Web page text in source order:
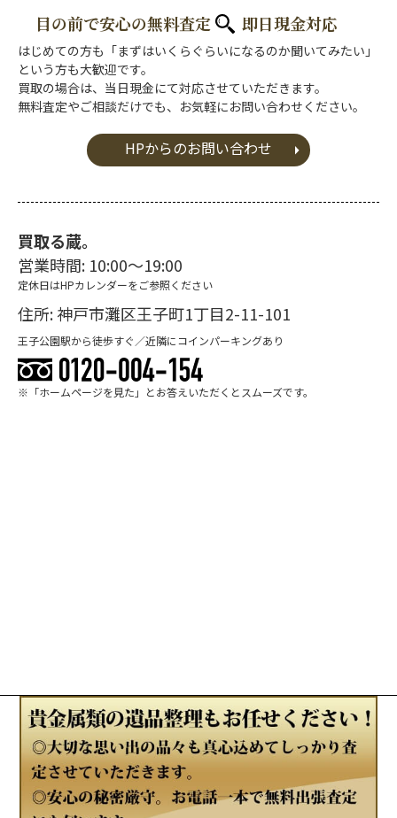
目の前で安心の無料査定 即日現金対応
はじめての方も「まずはいくらぐらいになるのか聞いてみたい」
という方も大歓迎です。
買取の場合は、当日現金にて対応させていただきます。
無料査定やご相談だけでも、お気軽にお問い合わせください。
HPからのお問い合わせ
買取る蔵。
営業時間: 10:00～19:00
定休日はHPカレンダーをご参照ください
住所: 神戸市灘区王子町1丁目2-11-101
王子公園駅から徒歩すぐ／近隣にコインパーキングあり
※「ホームページを見た」とお答えいただくとスムーズです。